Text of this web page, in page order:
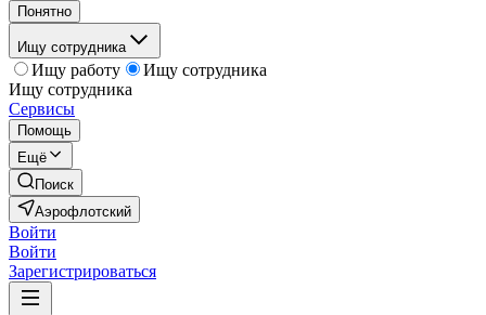
Понятно
Ищу сотрудника
Ищу работу
Ищу сотрудника
Ищу сотрудника
Сервисы
Помощь
Ещё
Поиск
Аэрофлотский
Войти
Войти
Зарегистрироваться